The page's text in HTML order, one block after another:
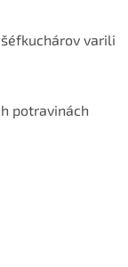
varili
potravinách